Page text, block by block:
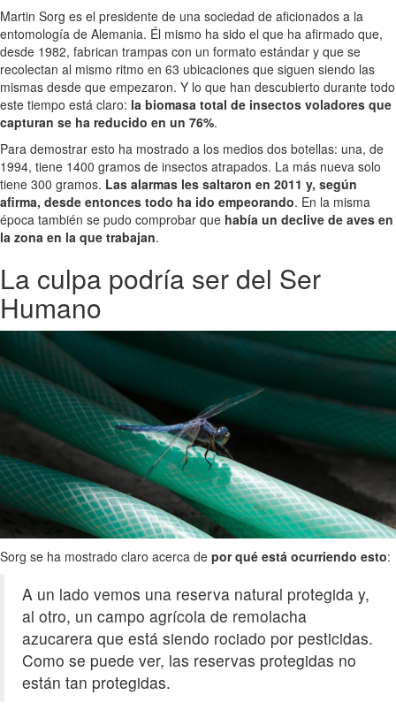
Martin Sorg es el presidente de una sociedad de aficionados a la
entomología de Alemania. Él mismo ha sido el que ha afirmado que,
desde 1982, fabrican trampas con un formato estándar y que se
recolectan al mismo ritmo en 63 ubicaciones que siguen siendo las
mismas desde que empezaron. Y lo que han descubierto durante todo
este tiempo está claro: la biomasa total de insectos voladores que
capturan se ha reducido en un 76%.
Para demostrar esto ha mostrado a los medios dos botellas: una, de
1994, tiene 1400 gramos de insectos atrapados. La más nueva solo
tiene 300 gramos. Las alarmas les saltaron en 2011 y, según
afirma, desde entonces todo ha ido empeorando. En la misma
época también se pudo comprobar que había un declive de aves en
la zona en la que trabajan.
La culpa podría ser del Ser
Humano
Sorg se ha mostrado claro acerca de por qué está ocurriendo esto:
A un lado vemos una reserva natural protegida y,
al otro, un campo agrícola de remolacha
azucarera que está siendo rociado por pesticidas.
Como se puede ver, las reservas protegidas no
están tan protegidas.